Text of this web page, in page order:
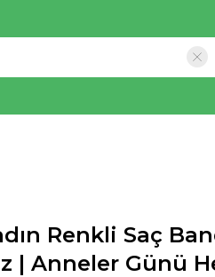
Renkli Saç
| Anneler Günü